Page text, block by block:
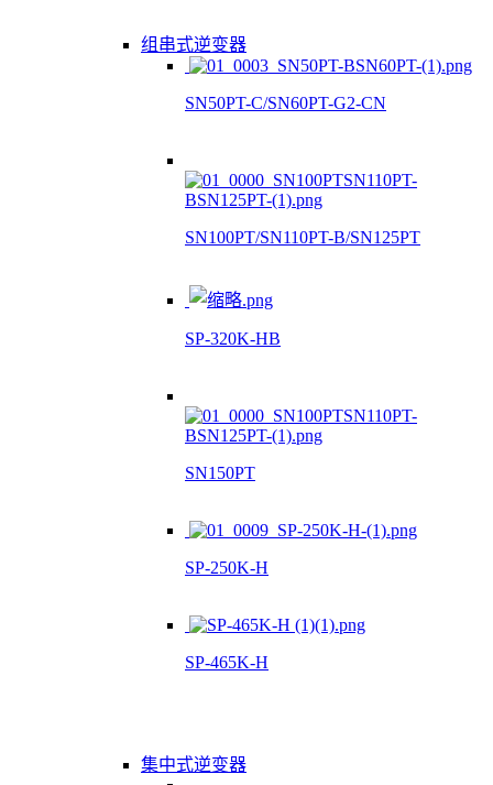
组串式逆变器
SN50PT-C/SN60PT-G2-CN
SN100PT/SN110PT-B/SN125PT
SP-320K-HB
SN150PT
SP-250K-H
SP-465K-H
集中式逆变器